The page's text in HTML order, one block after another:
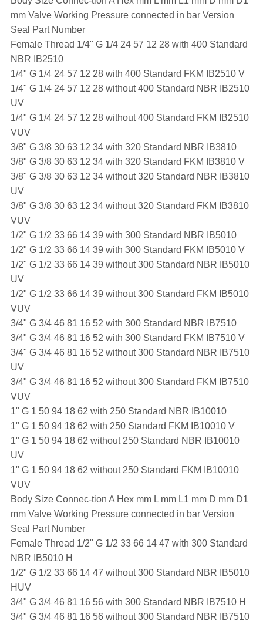
mm Valve Working Pressure connected in bar Version
Seal Part Number
Female Thread 1/4" G 1/4 24 57 12 28 with 400 Standard
NBR IB2510
1/4" G 1/4 24 57 12 28 with 400 Standard FKM IB2510 V
1/4" G 1/4 24 57 12 28 without 400 Standard NBR IB2510
UV
1/4" G 1/4 24 57 12 28 without 400 Standard FKM IB2510
VUV
3/8" G 3/8 30 63 12 34 with 320 Standard NBR IB3810
3/8" G 3/8 30 63 12 34 with 320 Standard FKM IB3810 V
3/8" G 3/8 30 63 12 34 without 320 Standard NBR IB3810
UV
3/8" G 3/8 30 63 12 34 without 320 Standard FKM IB3810
VUV
1/2" G 1/2 33 66 14 39 with 300 Standard NBR IB5010
1/2" G 1/2 33 66 14 39 with 300 Standard FKM IB5010 V
1/2" G 1/2 33 66 14 39 without 300 Standard NBR IB5010
UV
1/2" G 1/2 33 66 14 39 without 300 Standard FKM IB5010
VUV
3/4" G 3/4 46 81 16 52 with 300 Standard NBR IB7510
3/4" G 3/4 46 81 16 52 with 300 Standard FKM IB7510 V
3/4" G 3/4 46 81 16 52 without 300 Standard NBR IB7510
UV
3/4" G 3/4 46 81 16 52 without 300 Standard FKM IB7510
VUV
1" G 1 50 94 18 62 with 250 Standard NBR IB10010
1" G 1 50 94 18 62 with 250 Standard FKM IB10010 V
1" G 1 50 94 18 62 without 250 Standard NBR IB10010
UV
1" G 1 50 94 18 62 without 250 Standard FKM IB10010
VUV
Body Size Connec-tion A Hex mm L mm L1 mm D mm D1
mm Valve Working Pressure connected in bar Version
Seal Part Number
Female Thread 1/2" G 1/2 33 66 14 47 with 300 Standard
NBR IB5010 H
1/2" G 1/2 33 66 14 47 without 300 Standard NBR IB5010
HUV
3/4" G 3/4 46 81 16 56 with 300 Standard NBR IB7510 H
3/4" G 3/4 46 81 16 56 without 300 Standard NBR IB7510